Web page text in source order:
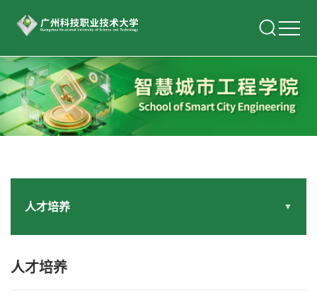
人才培养 ▼
人才培养